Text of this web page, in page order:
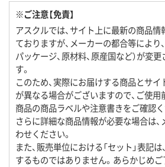
※ご注意【免責】
アスクルでは、サイト上に最新の商品
ておりますが、メーカーの都合等により、
パッケージ、原材料、原産国など）が変
す。
このため、実際にお届けする商品とサ
が異なる場合がございますので、ご使
商品の商品ラベルや注意書きをご確認く
さらに詳細な商品情報が必要な場合は
わせください。
また、販売単位における「セット」表記
するものではありません。あらかじめご